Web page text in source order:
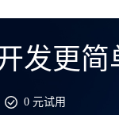
发更简
0 元试用